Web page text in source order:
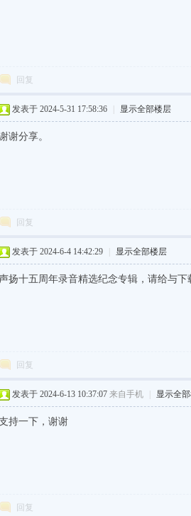
回复
发表于 2024-5-31 17:58:36 显示全部楼层
谢分享。
回复
发表于 2024-6-4 14:42:29 显示全部楼层
扬十五周年录音精选纪念专辑，请给与下
回复
发表于 2024-6-13 10:37:07 来自手机 显示全
持一下，谢谢
回复